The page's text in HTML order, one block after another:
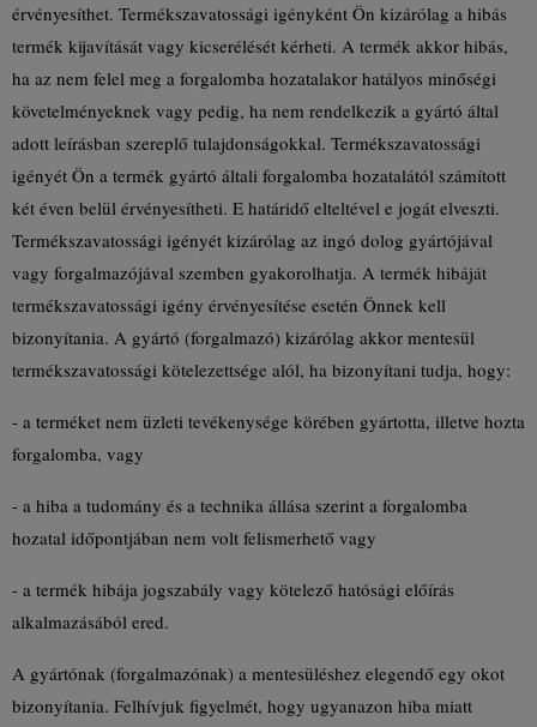
érvényesíthet. Termékszavatossági igényként Ön kizárólag a hibás
termék kijavítását vagy kicserélését kérheti. A termék akkor hibás,
ha az nem felel meg a forgalomba hozatalakor hatályos minőségi
követelményeknek vagy pedig, ha nem rendelkezik a gyártó által
adott leírásban szereplő tulajdonságokkal. Termékszavatossági
igényét Ön a termék gyártó általi forgalomba hozatalától számított
két éven belül érvényesítheti. E határidő elteltével e jogát elveszti.
Termékszavatossági igényét kizárólag az ingó dolog gyártójával
vagy forgalmazójával szemben gyakorolhatja. A termék hibáját
termékszavatossági igény érvényesítése esetén Önnek kell
bizonyítania. A gyártó (forgalmazó) kizárólag akkor mentesül
termékszavatossági kötelezettsége alól, ha bizonyítani tudja, hogy:
- a terméket nem üzleti tevékenysége körében gyártotta, illetve hozta
forgalomba, vagy
- a hiba a tudomány és a technika állása szerint a forgalomba
hozatal időpontjában nem volt felismerhető vagy
- a termék hibája jogszabály vagy kötelező hatósági előírás
alkalmazásából ered.
A gyártónak (forgalmazónak) a mentesüléshez elegendő egy okot
bizonyítania. Felhívjuk figyelmét, hogy ugyanazon hiba miatt